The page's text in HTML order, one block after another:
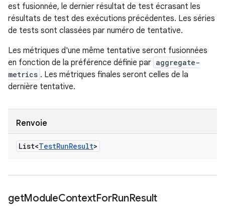
est fusionnée, le dernier résultat de test écrasant les
résultats de test des exécutions précédentes. Les séries
de tests sont classées par numéro de tentative.
Les métriques d'une même tentative seront fusionnées
en fonction de la préférence définie par aggregate-
metrics . Les métriques finales seront celles de la
dernière tentative.
Renvoie
List<TestRunResult>
getModuleContextForRunResult